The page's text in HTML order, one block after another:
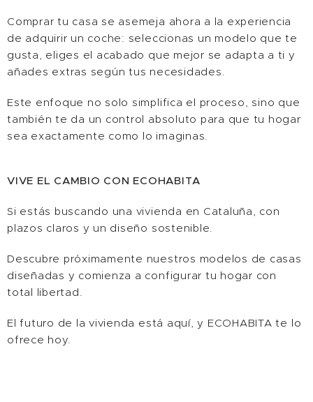
Comprar tu casa se asemeja ahora a la experiencia
de adquirir un coche: seleccionas un modelo que te
gusta, eliges el acabado que mejor se adapta a ti y
añades extras según tus necesidades.
Este enfoque no solo simplifica el proceso, sino que
también te da un control absoluto para que tu hogar
sea exactamente como lo imaginas.
VIVE EL CAMBIO CON ECOHABITA
Si estás buscando una vivienda en Cataluña, con
plazos claros y un diseño sostenible.
Descubre próximamente nuestros modelos de casas
diseñadas y comienza a configurar tu hogar con
total libertad.
El futuro de la vivienda está aquí, y ECOHABITA te lo
ofrece hoy.